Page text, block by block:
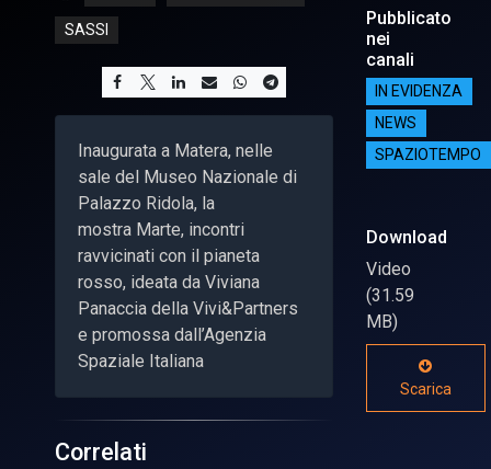
SASSI
Inaugurata a Matera, nelle
sale del Museo Nazionale di
Palazzo Ridola, la
mostra Marte, incontri
ravvicinati con il pianeta
rosso, ideata da Viviana
Panaccia della Vivi&Partners
e promossa dall’Agenzia
Spaziale Italiana
Pubblicato
nei
canali
IN EVIDENZA
NEWS
SPAZIOTEMPO
Download
Video
(31.59
MB)
Scarica
Correlati